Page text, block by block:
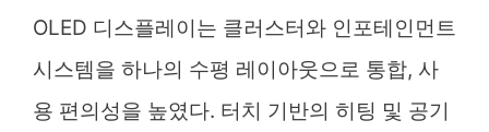
OLED 디스플레이는 클러스터와 인포테인먼트
시스템을 하나의 수평 레이아웃으로 통합, 사
용 편의성을 높였다. 터치 기반의 히팅 및 공기